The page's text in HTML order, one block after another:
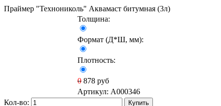
Праймер "Технониколь" Аквамаст битумная (3л)
Толщина:
Формат (Д*Ш, мм):
Плотность:
0 878 руб
Артикул: A000346
Кол-во:
Купить